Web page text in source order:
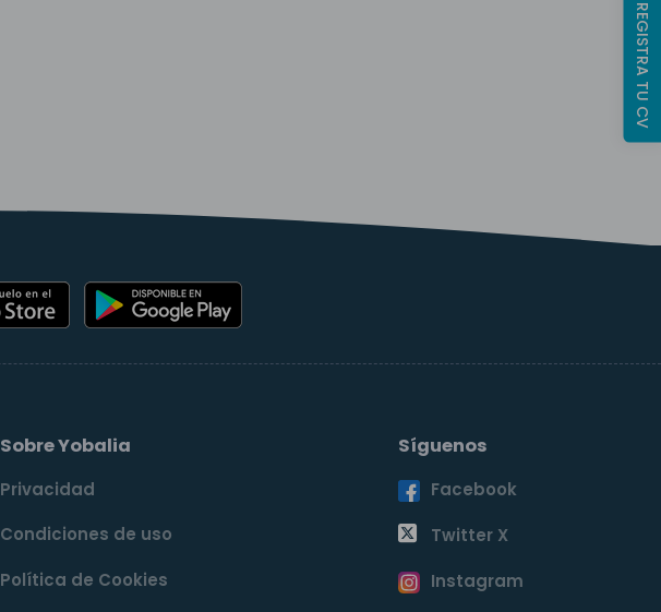
Sobre Yobalia
Privacidad
Condiciones de uso
Política de Cookies
Síguenos
Facebook
Twitter X
Instagram
REGISTRA TU CV